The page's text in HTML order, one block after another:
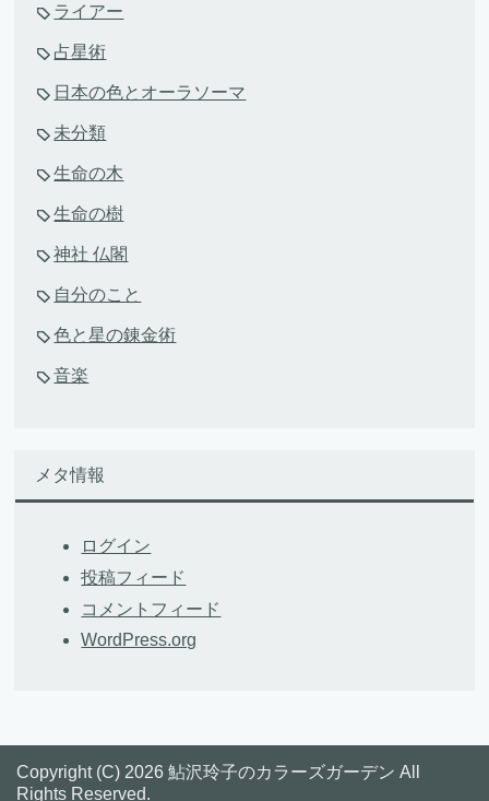
ライアー
占星術
日本の色とオーラソーマ
未分類
生命の木
生命の樹
神社 仏閣
自分のこと
色と星の錬金術
音楽
メタ情報
ログイン
投稿フィード
コメントフィード
WordPress.org
Copyright (C) 2026 鮎沢玲子のカラーズガーデン All
Rights Reserved.